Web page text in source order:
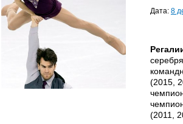
Дата: 8
(2015,
(2011,